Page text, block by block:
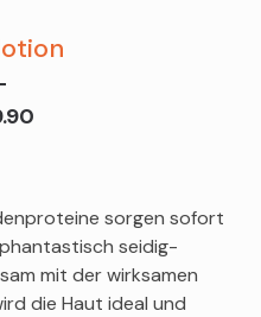
sorgen sofort
seidig-
mit der wirksamen
die Haut ideal und